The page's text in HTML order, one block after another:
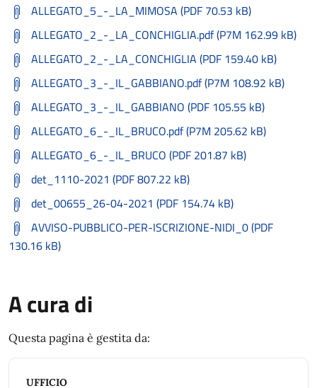
ALLEGATO_5_-_LA_MIMOSA (PDF 70.53 kB)
ALLEGATO_2_-_LA_CONCHIGLIA.pdf (P7M 162.99 kB)
ALLEGATO_2_-_LA_CONCHIGLIA (PDF 159.40 kB)
ALLEGATO_3_-_IL_GABBIANO.pdf (P7M 108.92 kB)
ALLEGATO_3_-_IL_GABBIANO (PDF 105.55 kB)
ALLEGATO_6_-_IL_BRUCO.pdf (P7M 205.62 kB)
ALLEGATO_6_-_IL_BRUCO (PDF 201.87 kB)
det_1110-2021 (PDF 807.22 kB)
det_00655_26-04-2021 (PDF 154.74 kB)
AVVISO-PUBBLICO-PER-ISCRIZIONE-NIDI_0 (PDF
130.16 kB)
A cura di
Questa pagina è gestita da:
UFFICIO